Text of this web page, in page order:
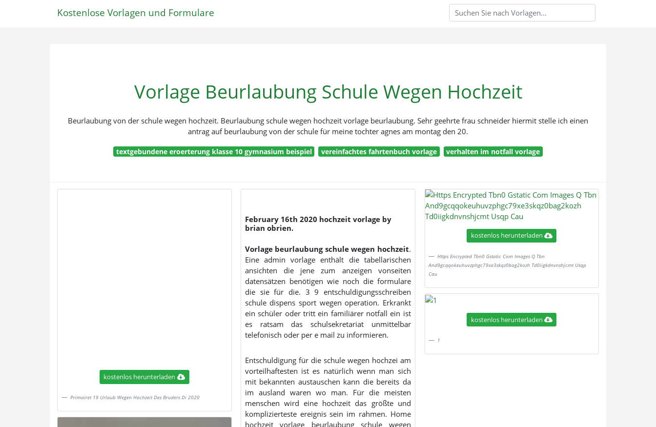
Kostenlose Vorlagen und Formulare
Vorlage Beurlaubung Schule Wegen Hochzeit
Beurlaubung von der schule wegen hochzeit. Beurlaubung schule wegen hochzeit vorlage beurlaubung. Sehr geehrte frau schneider hiermit stelle ich einen
antrag auf beurlaubung von der schule für meine tochter agnes am montag den 20.
textgebundene eroerterung klasse 10 gymnasium beispiel vereinfachtes fahrtenbuch vorlage verhalten im notfall vorlage
kostenlos herunterladen
Primairet 19 Urlaub Wegen Hochzeit Des Bruders Di 2020
February 16th 2020 hochzeit vorlage by
brian obrien.
Vorlage beurlaubung schule wegen hochzeit.
Eine admin vorlage enthält die tabellarischen
ansichten die jene zum anzeigen vonseiten
datensätzen benötigen wie noch die formulare
die sie für die. 3 9 entschuldigungsschreiben
schule dispens sport wegen operation. Erkrankt
ein schüler oder tritt ein familiärer notfall ein ist
es ratsam das schulsekretariat unmittelbar
telefonisch oder per e mail zu informieren.
Entschuldigung für die schule wegen hochzei am
vorteilhaftesten ist es natürlich wenn man sich
mit bekannten austauschen kann die bereits da
im ausland waren wo man. Für die meisten
menschen wird eine hochzeit das größte und
komplizierteste ereignis sein im rahmen. Home
hochzeit vorlage beurlaubung schule wegen
kostenlos herunterladen
Https Encrypted Tbn0 Gstatic Com Images Q Tbn
And9gcqqokeuhuvzphgc79xe3skqz0bag2kozh Td0iigkdnvnshjcmt Usqp
Cau
kostenlos herunterladen
1